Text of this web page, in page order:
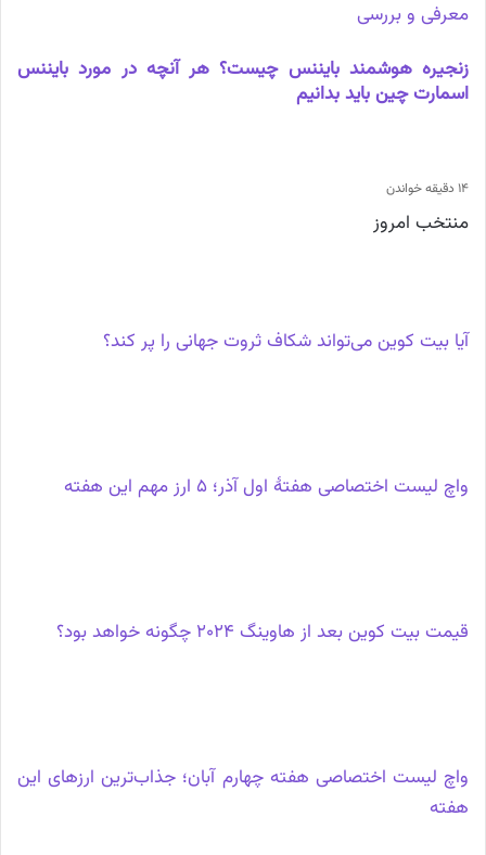
معرفی و بررسی
زنجیره هوشمند بایننس چیست؟ هر آنچه در مورد بایننس
اسمارت چین باید بدانیم
14 دقیقه خواندن
منتخب امروز
آیا بیت کوین می‌تواند شکاف ثروت جهانی را پر کند؟
واچ لیست اختصاصی هفتهٔ اول آذر؛ 5 ارز مهم این هفته
قیمت بیت کوین بعد از هاوینگ 2024 چگونه خواهد بود؟
واچ لیست اختصاصی هفته چهارم آبان؛ جذاب‌ترین ارزهای این
هفته